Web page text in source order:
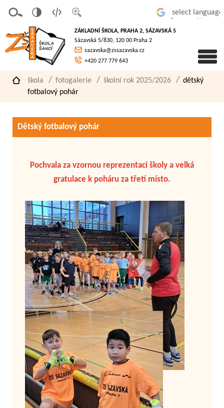
písmo
á
verze
pro
slaboz
raké
ZÁKLADNÍ ŠKOLA, PRAHA 2, SÁZAVSKÁ 5
Sázavská 5/830, 120 00 Praha 2
sazavska@zssazavska.cz
+420 277 779 643
škola fotogalerie školní rok 2025/2026
dětský
fotbalový pohár
Dětský fotbalový pohár
Pochvala za vzornou reprezentaci školy a velká
gratulace k poháru za třetí místo.